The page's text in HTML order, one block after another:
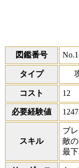
図鑑番号
タイプ
コスト 12
必要経験値
スキル
ブ
敵
最